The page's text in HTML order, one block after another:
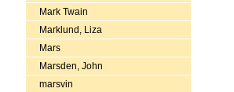
Mark Twain
Marklund, Liza
Mars
Marsden, John
marsvin